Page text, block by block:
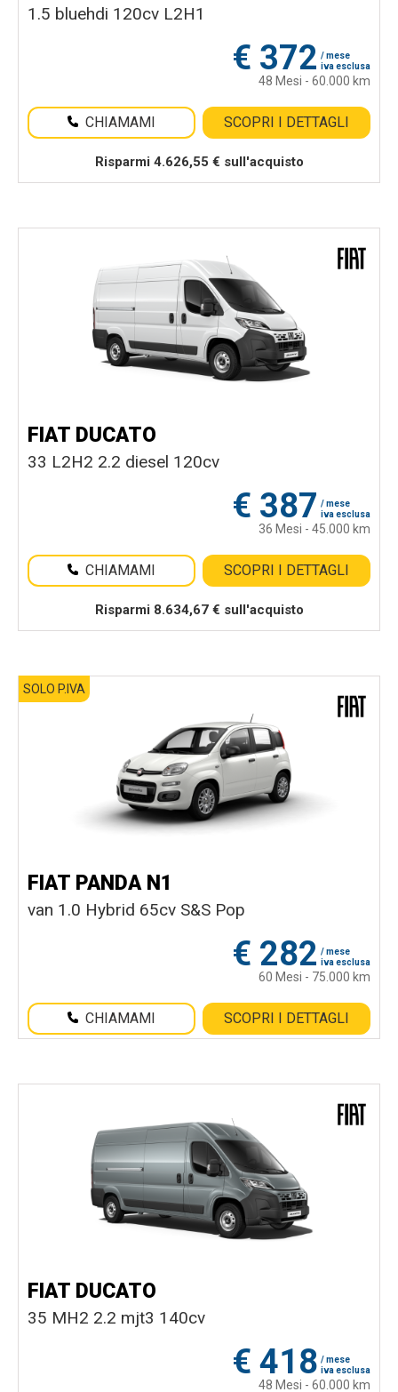
1.5 bluehdi 120cv L2H1
€ 372 / mese
iva esclusa
48 Mesi - 60.000 km
CHIAMAMI SCOPRI I DETTAGLI
Risparmi 4.626,55 € sull'acquisto
FIAT DUCATO
33 L2H2 2.2 diesel 120cv
€ 387 / mese
iva esclusa
36 Mesi - 45.000 km
CHIAMAMI SCOPRI I DETTAGLI
Risparmi 8.634,67 € sull'acquisto
SOLO P.IVA
FIAT PANDA N1
van 1.0 Hybrid 65cv S&S Pop
€ 282 / mese
iva esclusa
60 Mesi - 75.000 km
CHIAMAMI SCOPRI I DETTAGLI
FIAT DUCATO
35 MH2 2.2 mjt3 140cv
€ 418 / mese
iva esclusa
48 Mesi - 60.000 km